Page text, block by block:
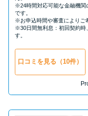
※24時間対応可能な金融機関
です。
※お申込時間や審査によりご
※30日間無利息：初回契約時
す。
口コミを見る（10件）